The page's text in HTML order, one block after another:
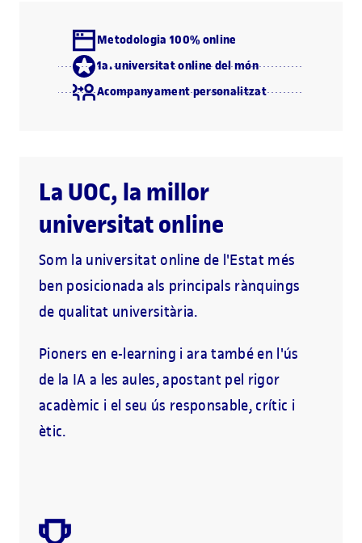
Metodologia 100% online
1a. universitat online del món
Acompanyament personalitzat
La UOC, la millor
universitat online
Som la universitat online de l'Estat més
ben posicionada als principals rànquings
de qualitat universitària.
Pioners en e-learning i ara també en l'ús
de la IA a les aules, apostant pel rigor
acadèmic i el seu ús responsable, crític i
ètic.